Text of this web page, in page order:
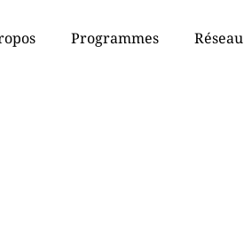
Programmes Réseau